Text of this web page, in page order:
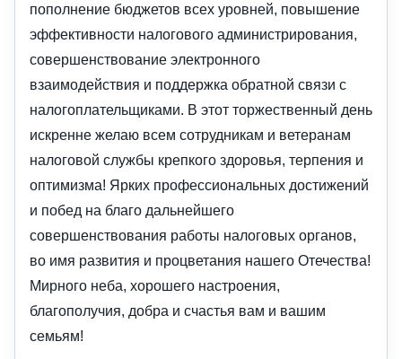
пополнение бюджетов всех уровней, повышение
эффективности налогового администрирования,
совершенствование электронного
взаимодействия и поддержка обратной связи с
налогоплательщиками. В этот торжественный день
искренне желаю всем сотрудникам и ветеранам
налоговой службы крепкого здоровья, терпения и
оптимизма! Ярких профессиональных достижений
и побед на благо дальнейшего
совершенствования работы налоговых органов,
во имя развития и процветания нашего Отечества!
Мирного неба, хорошего настроения,
благополучия, добра и счастья вам и вашим
семьям!